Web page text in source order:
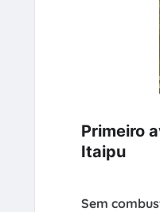
Primeiro
Itaipu
Sem